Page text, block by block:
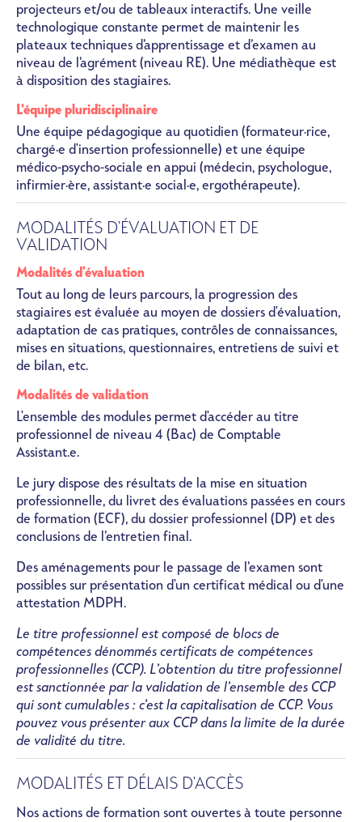
projecteurs et/ou de tableaux interactifs. Une veille
technologique constante permet de maintenir les
plateaux techniques d’apprentissage et d’examen au
niveau de l’agrément (niveau RE). Une médiathèque est
à disposition des stagiaires.
L’équipe pluridisciplinaire
Une équipe pédagogique au quotidien (formateur·rice,
chargé·e d'insertion professionnelle) et une équipe
médico-psycho-sociale en appui (médecin, psychologue,
infirmier·ère, assistant·e social·e, ergothérapeute).
MODALITÉS D'ÉVALUATION ET DE
VALIDATION
Modalités d'évaluation
Tout au long de leurs parcours, la progression des
stagiaires est évaluée au moyen de dossiers d'évaluation,
adaptation de cas pratiques, contrôles de connaissances,
mises en situations, questionnaires, entretiens de suivi et
de bilan, etc.
Modalités de validation
L'ensemble des modules permet d'accéder au titre
professionnel de niveau 4 (Bac) de Comptable
Assistant.e.
Le jury dispose des résultats de la mise en situation
professionnelle, du livret des évaluations passées en cours
de formation (ECF), du dossier professionnel (DP) et des
conclusions de l’entretien final.
Des aménagements pour le passage de l’examen sont
possibles sur présentation d'un certificat médical ou d'une
attestation MDPH.
Le titre professionnel est composé de blocs de
compétences dénommés certificats de compétences
professionnelles (CCP). L’obtention du titre professionnel
est sanctionnée par la validation de l’ensemble des CCP
qui sont cumulables : c’est la capitalisation de CCP. Vous
pouvez vous présenter aux CCP dans la limite de la durée
de validité du titre.
MODALITÉS ET DÉLAIS D'ACCÈS
Nos actions de formation sont ouvertes à toute personne